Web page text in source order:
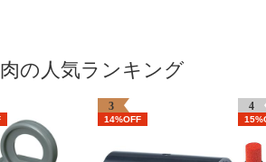
の人気ランキング
3
14%OFF
4